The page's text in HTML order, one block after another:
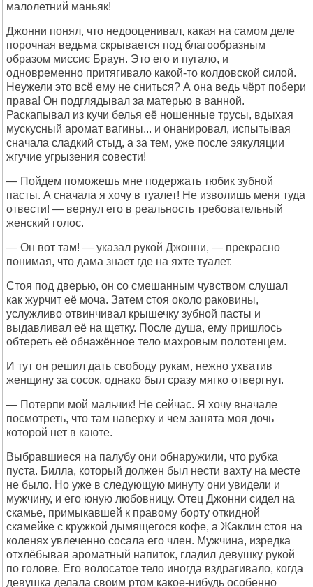
малолетний маньяк!
Джонни понял, что недооценивал, какая на самом деле
порочная ведьма скрывается под благообразным
образом миссис Браун. Это его и пугало, и
одновременно притягивало какой-то колдовской силой.
Неужели это всё ему не сниться? А она ведь чёрт побери
права! Он подглядывал за матерью в ванной.
Раскапывал из кучи белья её ношенные трусы, вдыхая
мускусный аромат вагины... и онанировал, испытывая
сначала сладкий стыд, а за тем, уже после эякуляции
жгучие угрызения совести!
— Пойдем поможешь мне подержать тюбик зубной
пасты. А сначала я хочу в туалет! Не изволишь меня туда
отвести! — вернул его в реальность требовательный
женский голос.
— Он вот там! — указал рукой Джонни, — прекрасно
понимая, что дама знает где на яхте туалет.
Стоя под дверью, он со смешанным чувством слушал
как журчит её моча. Затем стоя около раковины,
услужливо отвинчивал крышечку зубной пасты и
выдавливал её на щетку. После душа, ему пришлось
обтереть её обнажённое тело махровым полотенцем.
И тут он решил дать свободу рукам, нежно ухватив
женщину за сосок, однако был сразу мягко отвергнут.
— Потерпи мой мальчик! Не сейчас. Я хочу вначале
посмотреть, что там наверху и чем занята моя дочь
которой нет в каюте.
Выбравшиеся на палубу они обнаружили, что рубка
пуста. Билла, который должен был нести вахту на месте
не было. Но уже в следующую минуту они увидели и
мужчину, и его юную любовницу. Отец Джонни сидел на
скамье, примыкавшей к правому борту откидной
скамейке с кружкой дымящегося кофе, а Жаклин стоя на
коленях увлеченно сосала его член. Мужчина, изредка
отхлёбывая ароматный напиток, гладил девушку рукой
по голове. Его волосатое тело иногда вздрагивало, когда
девушка делала своим ртом какое-нибудь особенно